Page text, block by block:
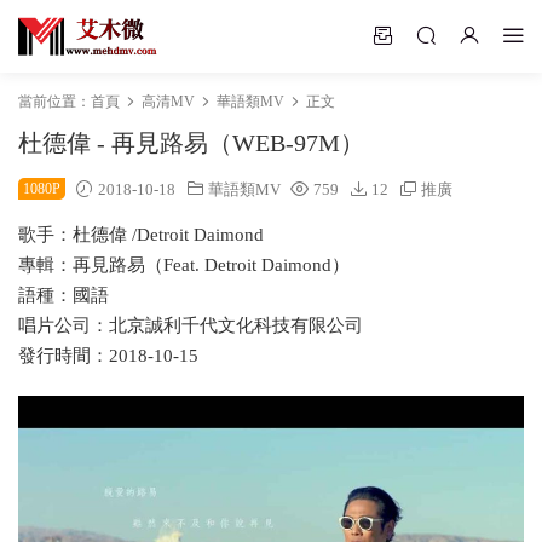
當前位置： 首頁 高清MV 華語類MV 正文
杜德偉 - 再見路易（WEB-97M）
1080P 2018-10-18 華語類MV 759 12 推廣
歌手：杜德偉 /Detroit Daimond
專輯：再見路易（Feat. Detroit Daimond）
語種：國語
唱片公司：北京誠利千代文化科技有限公司
發行時間：2018-10-15